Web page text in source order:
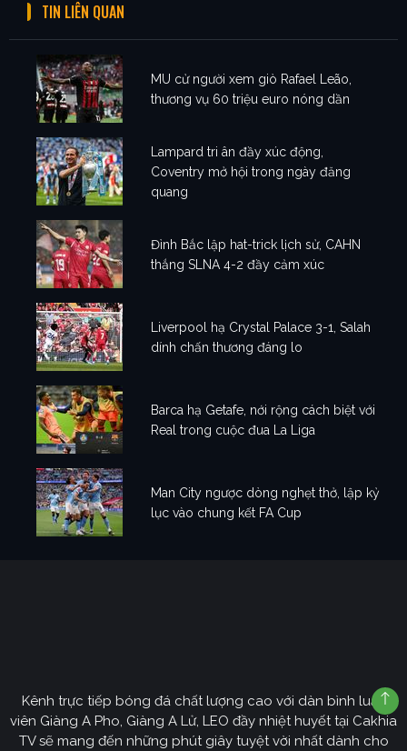
TIN LIÊN QUAN
MU cử người xem giò Rafael Leão,
thương vụ 60 triệu euro nóng dần
Lampard tri ân đầy xúc động,
Coventry mở hội trong ngày đăng
quang
Đình Bắc lập hat-trick lịch sử, CAHN
thắng SLNA 4-2 đầy cảm xúc
Liverpool hạ Crystal Palace 3-1, Salah
dính chấn thương đáng lo
Barca hạ Getafe, nới rộng cách biệt với
Real trong cuộc đua La Liga
Man City ngược dòng nghẹt thở, lập kỷ
lục vào chung kết FA Cup
Kênh trực tiếp bóng đá chất lượng cao với dàn bình luận
viên Giàng A Pho, Giàng A Lử, LEO đầy nhiệt huyết tại Cakhia
TV sẽ mang đến những phút giây tuyệt vời nhất dành cho